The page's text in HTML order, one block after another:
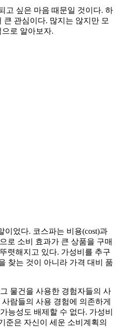
고 싶은 마음 때문일 것이다. 하
관심이다. 많지는 않지만 모
로 알아보자.
이었다. 코스파는 비용(cost)과
로 소비 효과가 큰 상품을 구매
렷해지고 있다. 가성비를 추구
찾는 것이 아니라 가격 대비 품
물건을 사용한 경험자들의 사
람들의 사용 경험에 의존하게
능성도 배제할 수 없다. 가성비
준은 자신이 세운 소비계획의